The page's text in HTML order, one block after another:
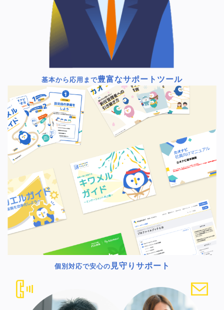
基本から応用まで豊富なサポートツール
個別対応で安心の 見守りサポート